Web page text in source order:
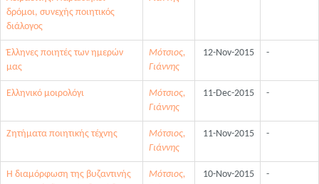
δρόμοι, συνεχής ποιητικός
διάλογος
Έλληνες ποιητές των ημερών
μας
Μότσιος,
Γιάννης
12-Nov-2015 -
Ελληνικό μοιρολόγι
Μότσιος,
Γιάννης
11-Dec-2015 -
Ζητήματα ποιητικής τέχνης
Μότσιος,
Γιάννης
11-Nov-2015 -
Η διαμόρφωση της βυζαντινής
Μότσιος,
10-Nov-2015 -